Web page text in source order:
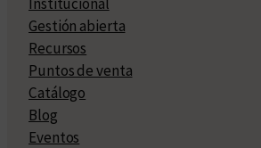
Gestión abierta
Recursos
Puntos de venta
Catálogo
Blog
Eventos